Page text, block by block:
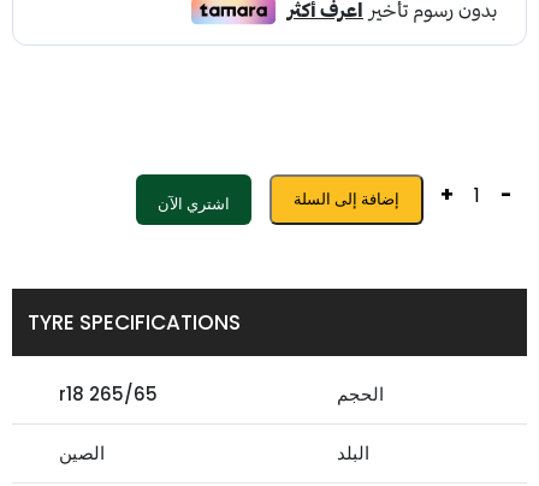
-
+ إضافة إلى السلة اشتري الآن
TYRE SPECIFICATIONS
الحجم 265/65 r18
البلد الصين